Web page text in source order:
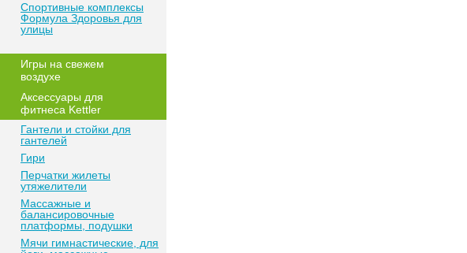
Спортивные комплексы
Формула Здоровья для
улицы
Игры на свежем
воздухе
Аксессуары для
фитнеса Kettler
Гантели и стойки для
гантелей
Гири
Перчатки жилеты
утяжелители
Массажные и
балансировочные
платформы, подушки
Мячи гимнастические, для